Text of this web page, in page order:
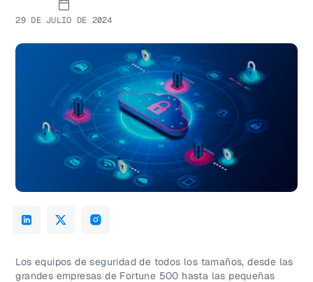
29 DE JULIO DE 2024
Los equipos de seguridad de todos los tamaños, desde las
grandes empresas de Fortune 500 hasta las pequeñas